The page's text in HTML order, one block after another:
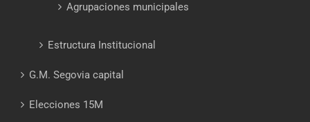
Agrupaciones municipales
Estructura Institucional
G.M. Segovia capital
Elecciones 15M